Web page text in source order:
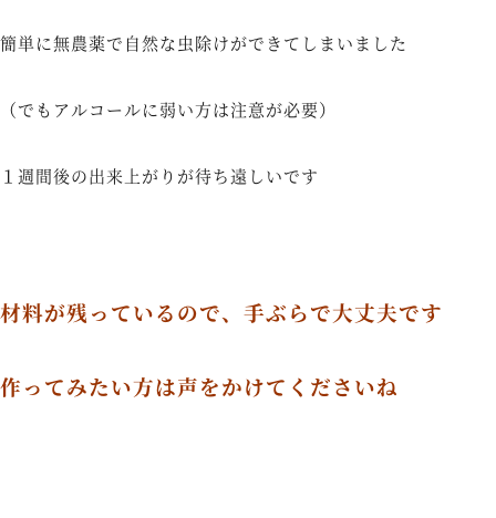
簡単に無農薬で自然な虫除けができてしまいました
（でもアルコールに弱い方は注意が必要）
１週間後の出来上がりが待ち遠しいです
材料が残っているので、手ぶらで大丈夫です
作ってみたい方は声をかけてくださいね